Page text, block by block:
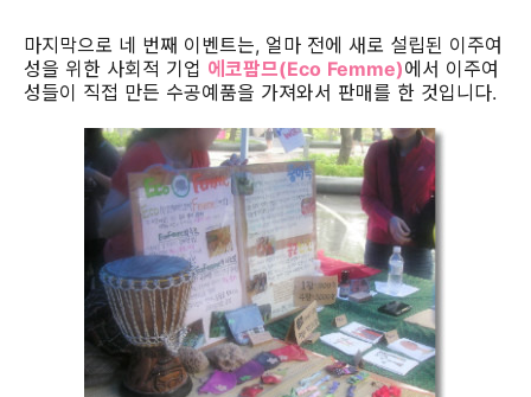
마지막으로 네 번째 이벤트는, 얼마 전에 새로 설립된 이주여
성을 위한 사회적 기업 에코팜므(Eco Femme)에서 이주여
성들이 직접 만든 수공예품을 가져와서 판매를 한 것입니다.